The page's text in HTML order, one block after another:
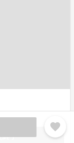
favorite
終了